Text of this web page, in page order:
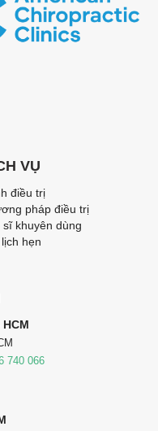
740 066
VỤ
điều trị
pháp điều trị
sĩ khuyên dùng
hẹn